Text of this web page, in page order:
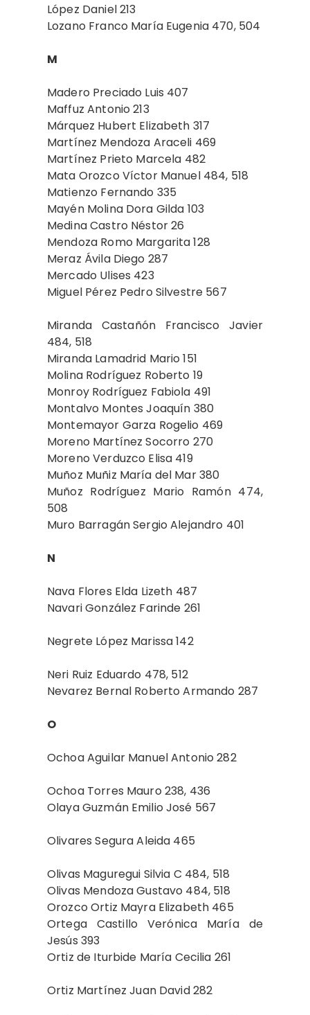
López Daniel 213
Lozano Franco María Eugenia 470, 504
M
Madero Preciado Luis 407
Maffuz Antonio 213
Márquez Hubert Elizabeth 317
Martínez Mendoza Araceli 469
Martínez Prieto Marcela 482
Mata Orozco Víctor Manuel 484, 518
Matienzo Fernando 335
Mayén Molina Dora Gilda 103
Medina Castro Néstor 26
Mendoza Romo Margarita 128
Meraz Ávila Diego 287
Mercado Ulises 423
Miguel Pérez Pedro Silvestre 567
Miranda Castañón Francisco Javier
484, 518
Miranda Lamadrid Mario 151
Molina Rodríguez Roberto 19
Monroy Rodríguez Fabiola 491
Montalvo Montes Joaquín 380
Montemayor Garza Rogelio 469
Moreno Martínez Socorro 270
Moreno Verduzco Elisa 419
Muñoz Muñiz María del Mar 380
Muñoz Rodríguez Mario Ramón 474,
508
Muro Barragán Sergio Alejandro 401
N
Nava Flores Elda Lizeth 487
Navari González Farinde 261
Negrete López Marissa 142
Neri Ruiz Eduardo 478, 512
Nevarez Bernal Roberto Armando 287
O
Ochoa Aguilar Manuel Antonio 282
Ochoa Torres Mauro 238, 436
Olaya Guzmán Emilio José 567
Olivares Segura Aleida 465
Olivas Maguregui Silvia C 484, 518
Olivas Mendoza Gustavo 484, 518
Orozco Ortiz Mayra Elizabeth 465
Ortega Castillo Verónica María de
Jesús 393
Ortiz de Iturbide María Cecilia 261
Ortiz Martínez Juan David 282